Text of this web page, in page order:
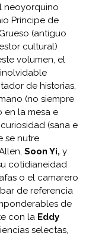
neoyorquino
Príncipe de
(antiguo
cultural)
volumen, el
de historias,
(no siempre
en la mesa e
(sana e
se nutre
Soon Yi, y
cotidianeidad
o el camarero
de referencia
de
con la Eddy
selectas,